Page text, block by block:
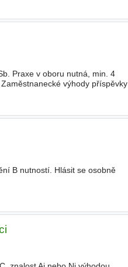
Praxe v oboru nutná, min. 4
výhody příspěvky
B nutností. Hlásit se osobně